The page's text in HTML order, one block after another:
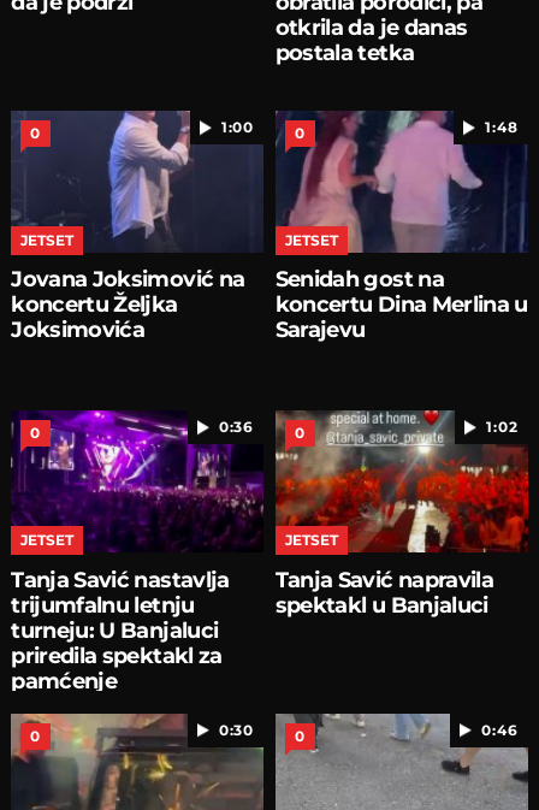
otkrila da je danas
postala tetka
1:00
0
JETSET
Jovana Joksimović na
koncertu Željka
Joksimovića
1:48
0
JETSET
Senidah gost na
koncertu Dina Merlina u
Sarajevu
0:36
0
JETSET
Tanja Savić nastavlja
trijumfalnu letnju
turneju: U Banjaluci
priredila spektakl za
pamćenje
1:02
0
JETSET
Tanja Savić napravila
spektakl u Banjaluci
0:30
0 0:46
0